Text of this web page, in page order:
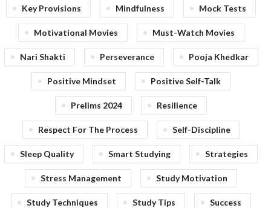
Key Provisions Mindfulness Mock Tests
Motivational Movies Must-Watch Movies
Nari Shakti Perseverance Pooja Khedkar
Positive Mindset Positive Self-Talk
Prelims 2024 Resilience
Respect For The Process Self-Discipline
Sleep Quality Smart Studying Strategies
Stress Management Study Motivation
Study Techniques Study Tips Success